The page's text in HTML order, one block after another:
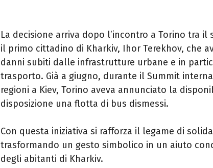
La decisione arriva dopo l’incontro a Torino tra il
il primo cittadino di Kharkiv, Ihor Terekhov, che
danni subiti dalle infrastrutture urbane e in
trasporto. Già a giugno, durante il Summit
regioni a Kiev, Torino aveva annunciato la
disposizione una flotta di bus dismessi.
Con questa iniziativa si rafforza il legame di
trasformando un gesto simbolico in un aiuto
degli abitanti di Kharkiv.